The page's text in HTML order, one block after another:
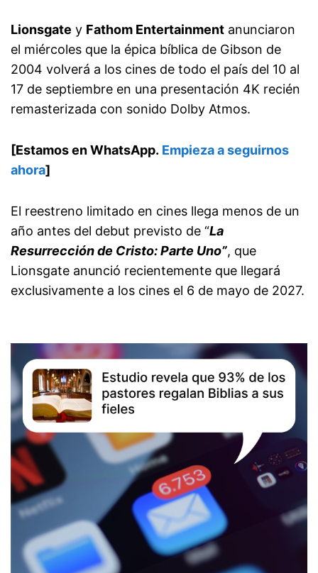
Lionsgate y Fathom Entertainment anunciaron
el miércoles que la épica bíblica de Gibson de
2004 volverá a los cines de todo el país del 10 al
17 de septiembre en una presentación 4K recién
remasterizada con sonido Dolby Atmos.
[Estamos en WhatsApp. Empieza a seguirnos
ahora]
El reestreno limitado en cines llega menos de un
año antes del debut previsto de “La
Resurrección de Cristo: Parte Uno”, que
Lionsgate anunció recientemente que llegará
exclusivamente a los cines el 6 de mayo de 2027.